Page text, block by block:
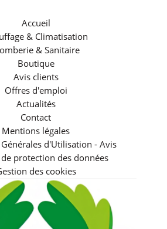
Accueil
& Climatisation
& Sanitaire
Boutique
Avis clients
Offres d'emploi
Actualités
Contact
Mentions légales
d'Utilisation - Avis
protection des données
des cookies